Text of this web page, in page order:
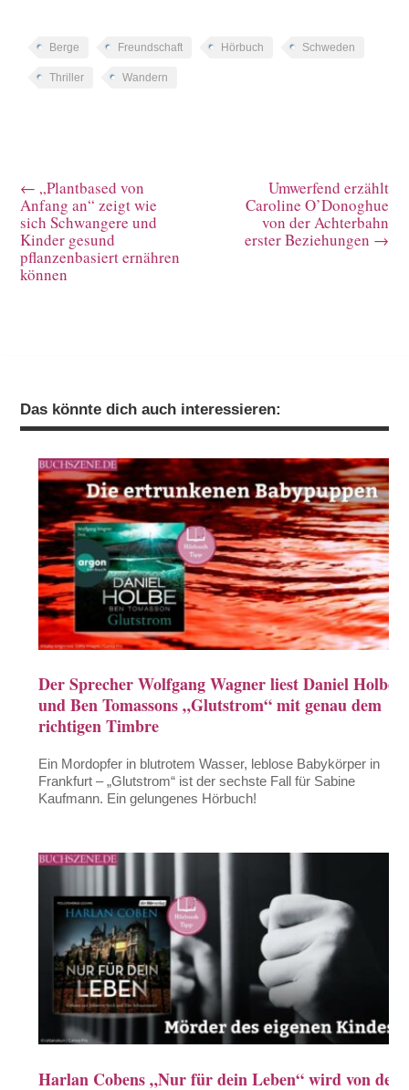
Berge Freundschaft Hörbuch Schweden
Thriller Wandern
←„Plantbased von
Anfang an“ zeigt wie
sich Schwangere und
Kinder gesund
pflanzenbasiert ernähren
können
Umwerfend erzählt
Caroline O’Donoghue
von der Achterbahn
erster Beziehungen →
Das könnte dich auch interessieren:
Der Sprecher Wolfgang Wagner liest Daniel Holbes
und Ben Tomassons „Glutstrom“ mit genau dem
richtigen Timbre
Ein Mordopfer in blutrotem Wasser, leblose Babykörper in
Frankfurt – „Glutstrom“ ist der sechste Fall für Sabine
Kaufmann. Ein gelungenes Hörbuch!
Harlan Cobens „Nur für dein Leben“ wird von den